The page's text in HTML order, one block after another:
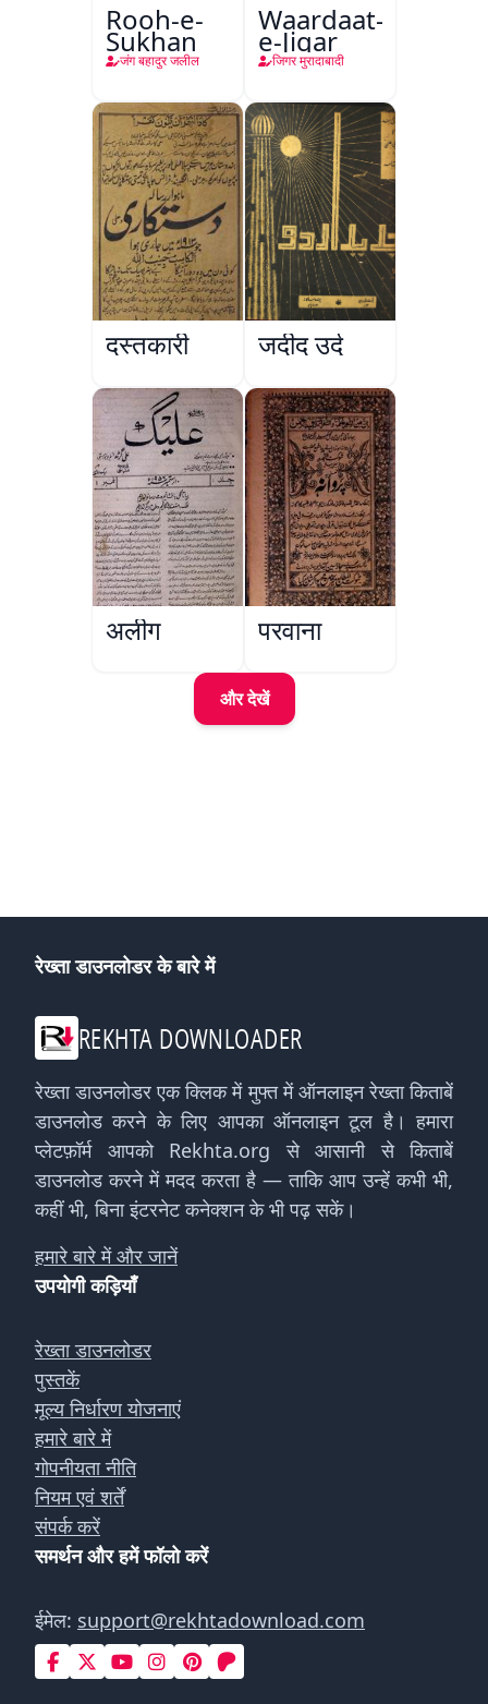
Rooh-e-
Sukhan
जंग बहादुर जलील
Waardaat-
e-Jigar
जिगर मुरादाबादी
दस्तकारी जदीद उर्दू
अलीग परवाना
और देखें
रेख्ता डाउनलोडर के बारे में
REKHTA DOWNLOADER
रेख्ता डाउनलोडर एक क्लिक में मुफ्त में ऑनलाइन रेख्ता किताबें
डाउनलोड करने के लिए आपका ऑनलाइन टूल है। हमारा
प्लेटफ़ॉर्म आपको Rekhta.org से आसानी से किताबें
डाउनलोड करने में मदद करता है — ताकि आप उन्हें कभी भी,
कहीं भी, बिना इंटरनेट कनेक्शन के भी पढ़ सकें।
हमारे बारे में और जानें
उपयोगी कड़ियाँ
रेख्ता डाउनलोडर
पुस्तकें
मूल्य निर्धारण योजनाएं
हमारे बारे में
गोपनीयता नीति
नियम एवं शर्तें
संपर्क करें
समर्थन और हमें फॉलो करें
ईमेल: support@rekhtadownload.com